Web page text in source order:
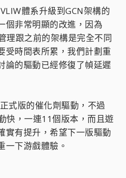
體系升級到GCN架構的
個非常明顯的改進，因為
理跟之前的架構是完全不同
受時間表所累，我們計劃重
論的驅動已經修復了幀延遲
式版的催化劑驅動，不過
快，一連11個版本，而且遊
實有提升，希望下一版驅動
一下游戲體驗。